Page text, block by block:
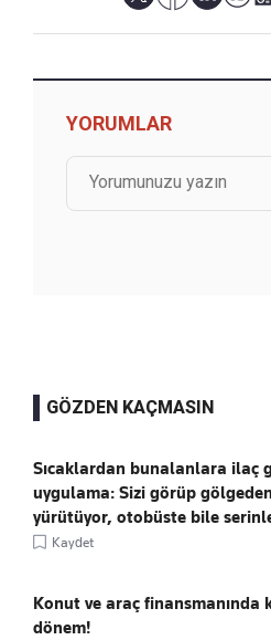
YORUMLAR
GÖZDEN KAÇMASIN
Sıcaklardan bunalanlara ilaç
uygulama: Sizi görüp gölgeden
yürütüyor, otobüste bile
Kaydet
Konut ve araç finansmanında
dönem!